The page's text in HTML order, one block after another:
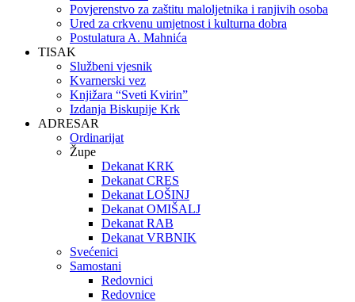
Povjerenstvo za zaštitu maloljetnika i ranjivih osoba
Ured za crkvenu umjetnost i kulturna dobra
Postulatura A. Mahnića
TISAK
Službeni vjesnik
Kvarnerski vez
Knjižara “Sveti Kvirin”
Izdanja Biskupije Krk
ADRESAR
Ordinarijat
Župe
Dekanat KRK
Dekanat CRES
Dekanat LOŠINJ
Dekanat OMIŠALJ
Dekanat RAB
Dekanat VRBNIK
Svećenici
Samostani
Redovnici
Redovnice